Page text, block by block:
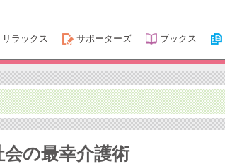
リラックス サポーターズ ブックス
の最幸介護術